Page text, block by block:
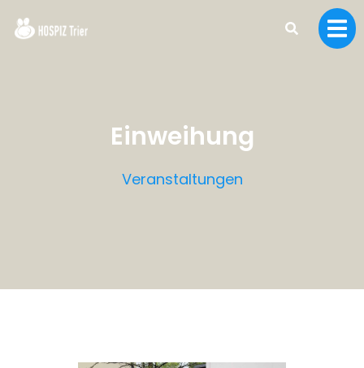
Einweihung
Veranstaltungen